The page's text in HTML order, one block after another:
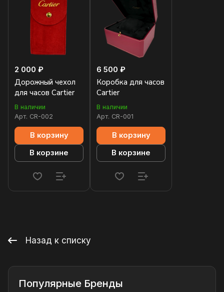
2 000 ₽
Дорожный чехол
для часов Cartier
В наличии
Арт. CR-002
В корзину
В корзине
6 500 ₽
Коробка для часов
Cartier
В наличии
Арт. CR-001
В корзину
В корзине
Назад к списку
Популярные Бренды